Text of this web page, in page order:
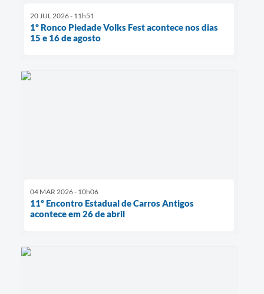
20 JUL 2026 - 11h51
1º Ronco Piedade Volks Fest acontece nos dias
15 e 16 de agosto
04 MAR 2026 - 10h06
11º Encontro Estadual de Carros Antigos
acontece em 26 de abril